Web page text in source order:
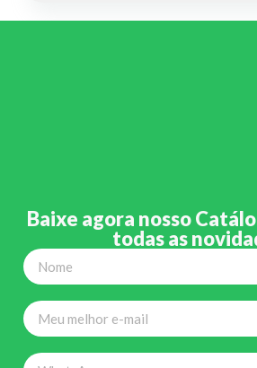
Baixe agora nosso
todas as